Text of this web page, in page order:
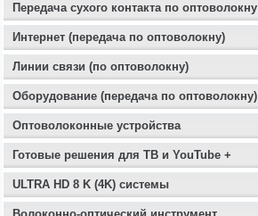
Передача сухого контакта по оптоволокну
Интернет (передача по оптоволокну)
Линии связи (по оптоволокну)
Оборудование (передача по оптоволокну)
Оптоволоконные устройства
Готовые решения для ТВ и YouTube +
ULTRA HD 8 K (4K) системы